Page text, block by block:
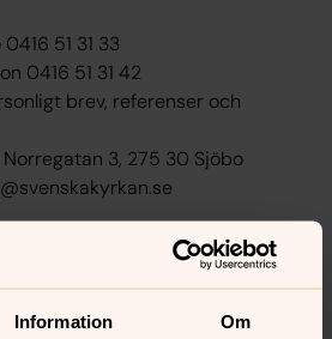
Information Om
51 31 33
0416 51 31 42
brev, referenser och
3, 275 30 Sjöbo
ansökningstiden